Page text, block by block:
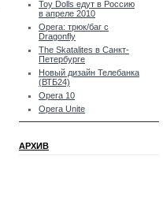
Toy Dolls едут в Россию
в апреле 2010
Opera: трюк/баг с
Dragonfly
The Skatalites в Санкт-
Петербурге
Новый дизайн Телебанка
(ВТБ24)
Opera 10
Opera Unite
АРХИВ